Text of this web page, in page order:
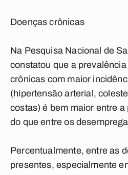
Doenças crônicas
Na Pesquisa Nacional de
constatou que a
crônicas com maior
(hipertensão arterial,
costas) é bem maior entre
do que entre os
Percentualmente, entre as
presentes, especialmente